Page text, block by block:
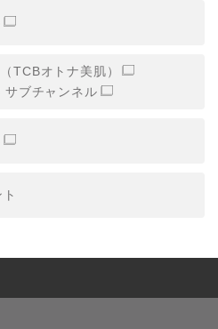
スの利用に関連して取得す
各種サービスの内容、ご利用
る情報
アクセスログ等の利用状況に
間接的に収集する情報
トサービスプロバイダ等の第
等の情報
以下の目的で利用いたしま
TCBオトナ美肌）
サブチャンネル